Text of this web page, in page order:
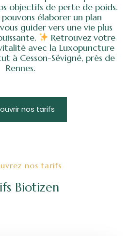
objectifs de perte de poids.
pouvons élaborer un plan
guider vers une vie plus
Retrouvez votre
avec la Luxopuncture
à Cesson-Sévigné, près de
Rennes.
nos tarifs
nos tarifs
Biotizen